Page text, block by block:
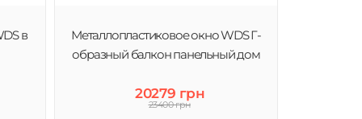
в
Металлопластиковое окно WDS Г-
образный балкон панельный дом
20279 грн
23400 грн